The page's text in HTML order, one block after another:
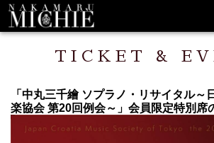
TICKET &
「中丸三千繪 ソプラノ・リサイタル～
楽協会 第20回例会～」会員限定特別席